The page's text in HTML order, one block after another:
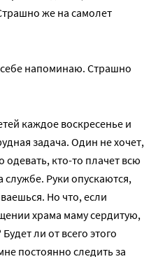
же на самолет
напоминаю. Страшно
каждое воскресенье и
задача. Один не хочет,
одевать, кто-то плачет всю
службе. Руки опускаются,
Но что, если
храма маму сердитую,
ли от всего этого
постоянно следить за